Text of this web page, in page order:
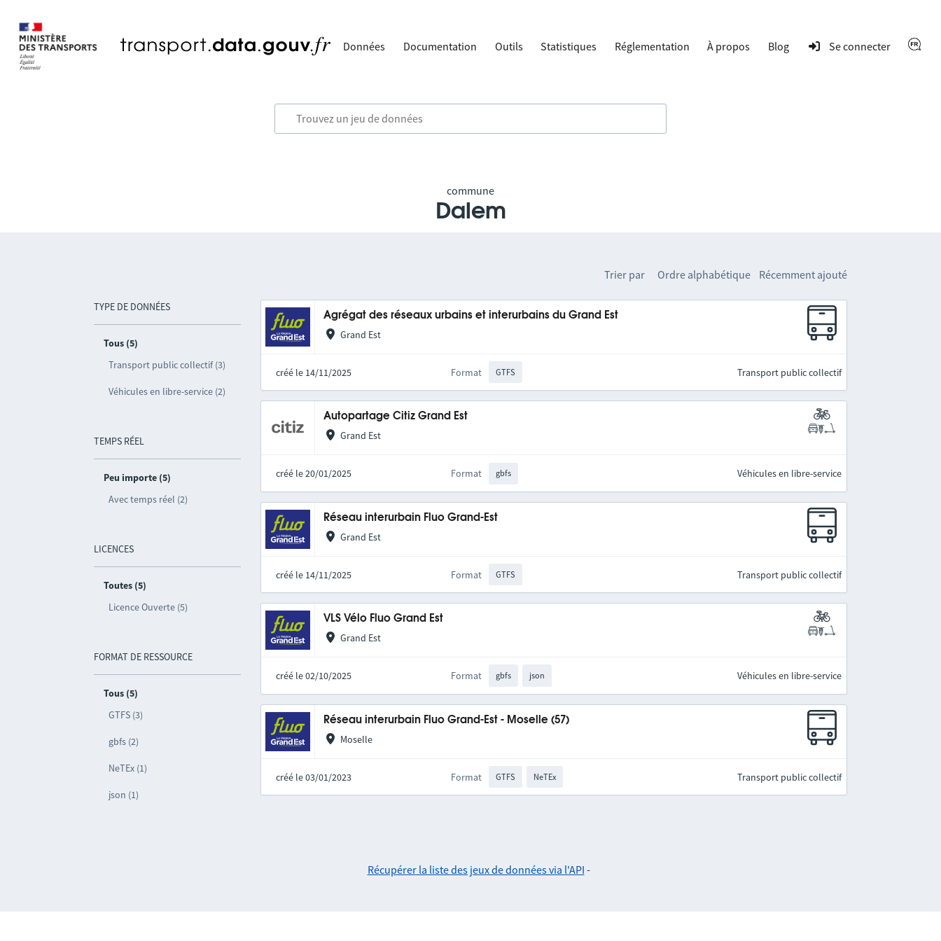
Données Documentation Outils Statistiques Réglementation À propos Blog Se connecter
commune
Dalem
TYPE DE DONNÉES
Tous (5)
Transport public collectif (3)
Véhicules en libre-service (2)
TEMPS RÉEL
Peu importe (5)
Avec temps réel (2)
LICENCES
Toutes (5)
Licence Ouverte (5)
FORMAT DE RESSOURCE
Tous (5)
GTFS (3)
gbfs (2)
NeTEx (1)
json (1)
Trier par Ordre alphabétique Récemment ajouté
Agrégat des réseaux urbains et interurbains du Grand Est
Grand Est
créé le 14/11/2025 Format GTFS Transport public collectif
Autopartage Citiz Grand Est
Grand Est
créé le 20/01/2025 Format gbfs Véhicules en libre-service
Réseau interurbain Fluo Grand-Est
Grand Est
créé le 14/11/2025 Format GTFS Transport public collectif
VLS Vélo Fluo Grand Est
Grand Est
créé le 02/10/2025 Format gbfs json Véhicules en libre-service
Réseau interurbain Fluo Grand-Est - Moselle (57)
Moselle
créé le 03/01/2023 Format GTFS NeTEx Transport public collectif
Récupérer la liste des jeux de données via l'API -